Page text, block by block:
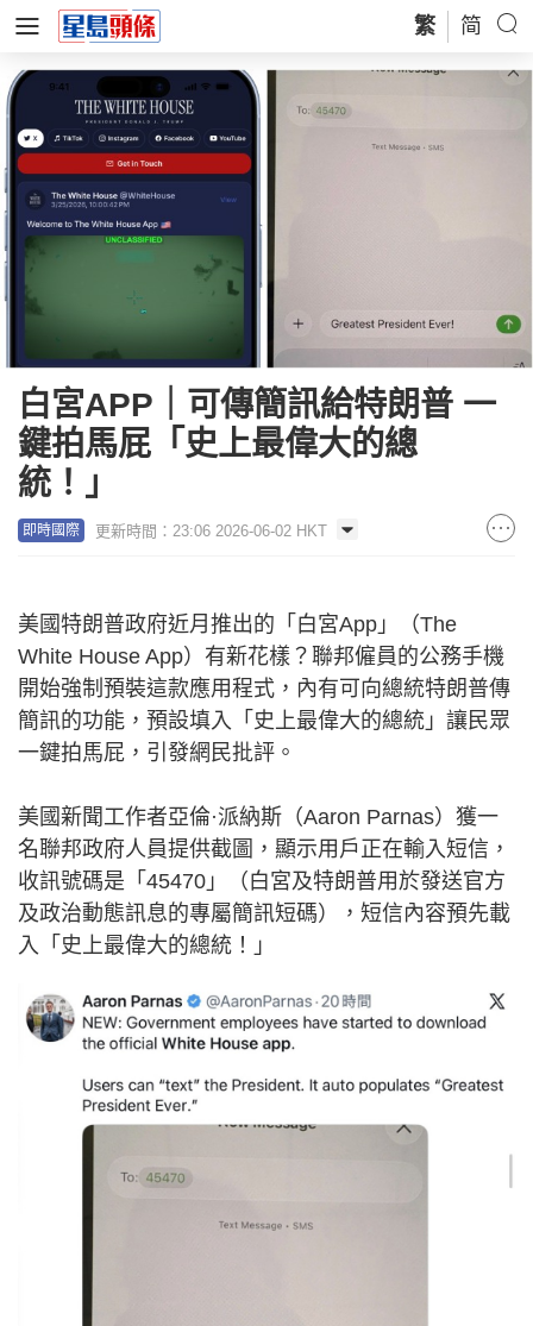
繁 简
白宮APP｜可傳簡訊給特朗普 一
鍵拍馬屁「史上最偉大的總
統！」
即時國際 更新時間：23:06 2026-06-02 HKT
美國特朗普政府近月推出的「白宮App」（The
White House App）有新花樣？聯邦僱員的公務手機
開始強制預裝這款應用程式，內有可向總統特朗普傳
簡訊的功能，預設填入「史上最偉大的總統」讓民眾
一鍵拍馬屁，引發網民批評。
美國新聞工作者亞倫·派納斯（Aaron Parnas）獲一
名聯邦政府人員提供截圖，顯示用戶正在輸入短信，
收訊號碼是「45470」（白宮及特朗普用於發送官方
及政治動態訊息的專屬簡訊短碼），短信內容預先載
入「史上最偉大的總統！」